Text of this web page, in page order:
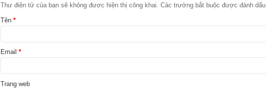
Thư điện tử của bạn sẽ không được hiện thị công khai. Các trường bắt buộc được đánh dấu
Tên *
Email *
Trang web